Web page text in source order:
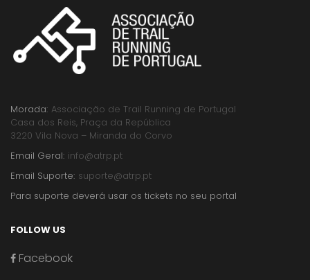
Morada: Associação de Trail Running de Portugal
Casa dos Reis, Praça da República
3220 Vila Nova – Miranda do Corvo
Email Geral: info@atrp.pt
Email Suporte: suporte@atrp.pt
Para suporte deverá usar os tickets no seu portal
FOLLOW US
Facebook